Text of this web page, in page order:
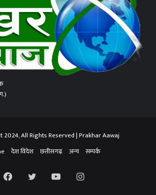
All Rights Reserved | Prakhar Aawaj
देश विदेश छत्तीसगढ़ अन्य सम्पर्क
FacebookTwitterYouTubeInstagram